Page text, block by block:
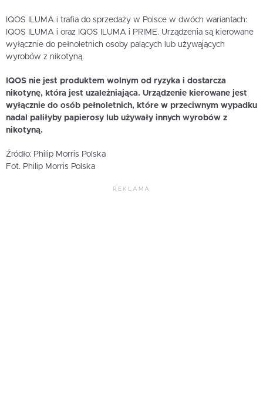
IQOS ILUMA i trafia do sprzedaży w Polsce w dwóch wariantach:
IQOS ILUMA i oraz IQOS ILUMA i PRIME. Urządzenia są kierowane
wyłącznie do pełnoletnich osoby palących lub używających
wyrobów z nikotyną.
IQOS nie jest produktem wolnym od ryzyka i dostarcza
nikotynę, która jest uzależniająca. Urządzenie kierowane jest
wyłącznie do osób pełnoletnich, które w przeciwnym wypadku
nadal paliłyby papierosy lub używały innych wyrobów z
nikotyną.
Źródło: Philip Morris Polska
Fot. Philip Morris Polska
REKLAMA